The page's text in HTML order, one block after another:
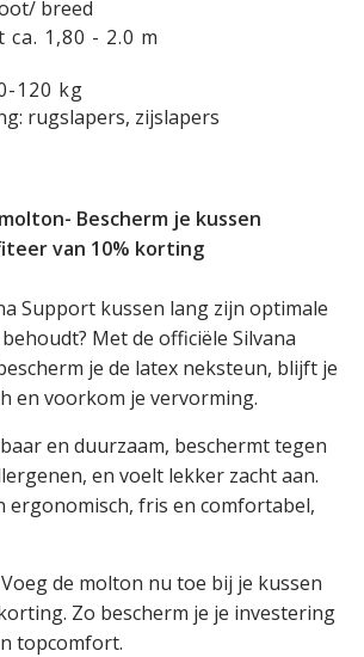
breed
1,80 - 2.0 m
120 kg
rugslapers, zijslapers
Bescherm je kussen
van 10% korting
Support kussen lang zijn optimale
Met de officiële Silvana
je de latex neksteun, blijft je
en voorkom je vervorming.
en duurzaam, beschermt tegen
en voelt lekker zacht aan.
ergonomisch, fris en comfortabel,
de molton nu toe bij je kussen
Zo bescherm je je investering
topcomfort.